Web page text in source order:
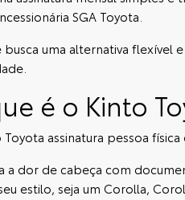
SGA Toyota
busca uma alternativa
é o Kinto
assinatura pessoa
a dor de cabeça com
estilo, seja um Corolla,